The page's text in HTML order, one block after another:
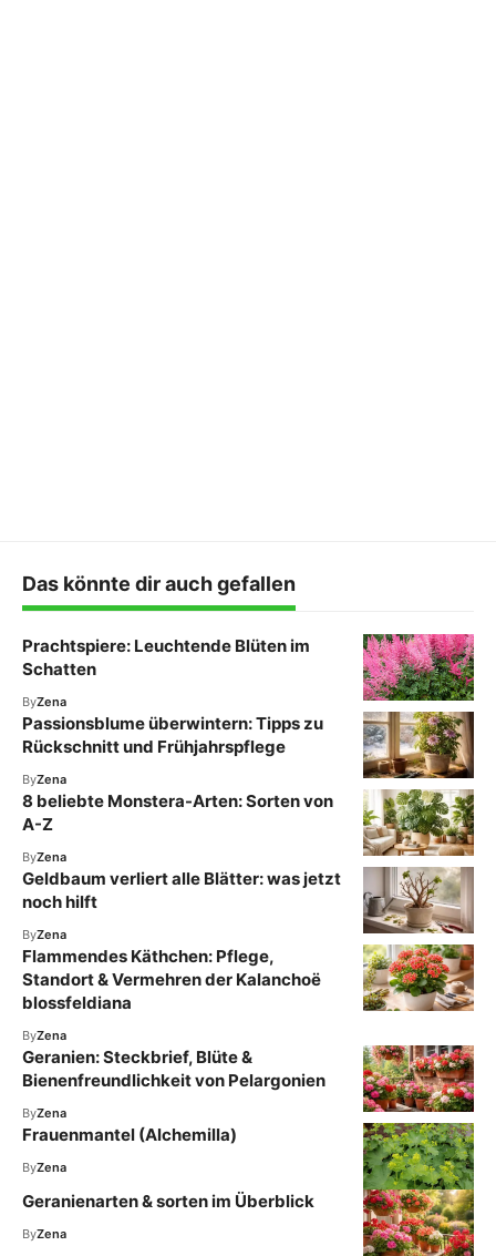
Das könnte dir auch gefallen
Prachtspiere: Leuchtende Blüten im
Schatten
ByZena
Passionsblume überwintern: Tipps zu
Rückschnitt und Frühjahrspflege
ByZena
8 beliebte Monstera-Arten: Sorten von
A-Z
ByZena
Geldbaum verliert alle Blätter: was jetzt
noch hilft
ByZena
Flammendes Käthchen: Pflege,
Standort & Vermehren der Kalanchoë
blossfeldiana
ByZena
Geranien: Steckbrief, Blüte &
Bienenfreundlichkeit von Pelargonien
ByZena
Frauenmantel (Alchemilla)
ByZena
Geranienarten & sorten im Überblick
ByZena